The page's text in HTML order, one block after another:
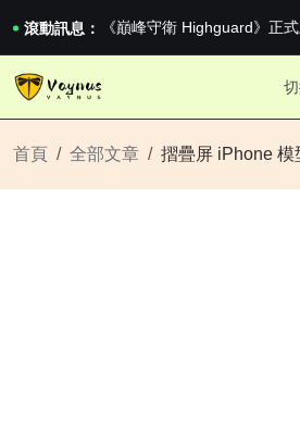
滾動訊息：
《巔峰守衛 Highguard》正式
iPhone 16e 釋出，蘋果你不
2026澳網男單收官：全滿貫
首頁 全部文章 摺疊屏 iPhone 模